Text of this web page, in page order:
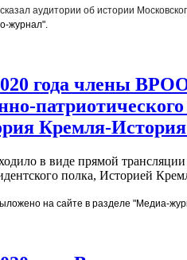
аудитории об истории
журнал".
года члены
Кремля-
в виде прямой
полка, Историей
на сайте в разделе "Медиа-